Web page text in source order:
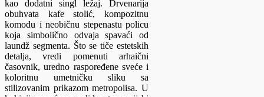
kao dodatni singl ležaj. Drvenarija
obuhvata kafe stolić, kompozitnu
komodu i neobičnu stepenastu policu
koja simbolično odvaja spavaći od
laundž segmenta. Što se tiče estetskih
detalja, vredi pomenuti arhaični
časovnik, uredno raspoređene sveće i
koloritnu umetničku sliku sa
stilizovanim prikazom metropolisa. U